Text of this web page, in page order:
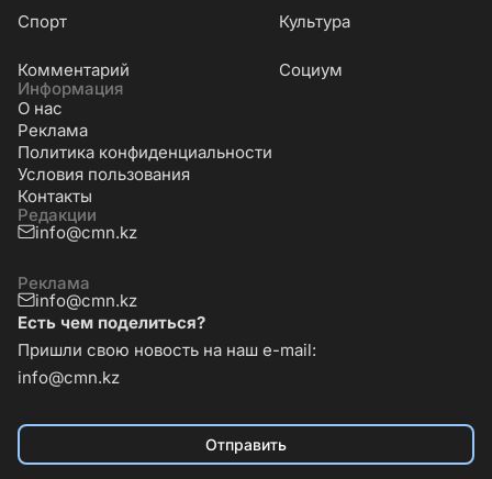
Cпорт Культура
Комментарий
Социум
Информация
О нас
Реклама
Политика конфиденциальности
Условия пользования
Контакты
Редакции
info@cmn.kz
Реклама
info@cmn.kz
Есть чем поделиться?
Пришли свою новость на наш e-mail:
info@cmn.kz
Отправить